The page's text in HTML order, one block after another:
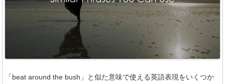
「beat around the bush」と似た意味で使える英語表現をいくつか